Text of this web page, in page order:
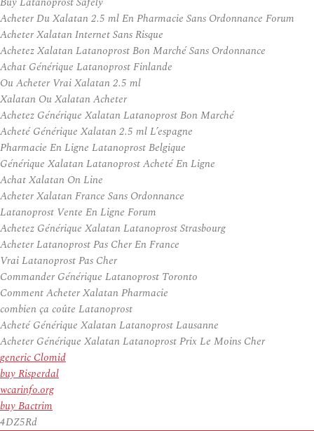
Acheter Du Xalatan 2.5 ml En Pharmacie Sans Ordonnance Forum
Acheter Xalatan Internet Sans Risque
Achetez Xalatan Latanoprost Bon Marché Sans Ordonnance
Achat Générique Latanoprost Finlande
Ou Acheter Vrai Xalatan 2.5 ml
Xalatan Ou Xalatan Acheter
Achetez Générique Xalatan Latanoprost Bon Marché
Acheté Générique Xalatan 2.5 ml L’espagne
Pharmacie En Ligne Latanoprost Belgique
Générique Xalatan Latanoprost Acheté En Ligne
Achat Xalatan On Line
Acheter Xalatan France Sans Ordonnance
Latanoprost Vente En Ligne Forum
Achetez Générique Xalatan Latanoprost Strasbourg
Acheter Latanoprost Pas Cher En France
Vrai Latanoprost Pas Cher
Commander Générique Latanoprost Toronto
Comment Acheter Xalatan Pharmacie
combien ça coûte Latanoprost
Acheté Générique Xalatan Latanoprost Lausanne
Acheter Générique Xalatan Latanoprost Prix Le Moins Cher
generic Clomid
buy Risperdal
wcarinfo.org
buy Bactrim
4DZ5Rd